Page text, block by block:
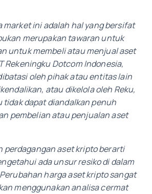
market ini adalah hal yang bersifat
merupakan tawaran untuk
untuk membeli atau menjual aset
Rekeningku Dotcom Indonesia,
oleh pihak atau entitas lain
atau dikelola oleh Reku,
tidak dapat diandalkan penuh
pembelian atau penjualan aset
perdagangan aset kripto berarti
ada unsur resiko di dalam
harga aset kripto sangat
menggunakan analisa cermat